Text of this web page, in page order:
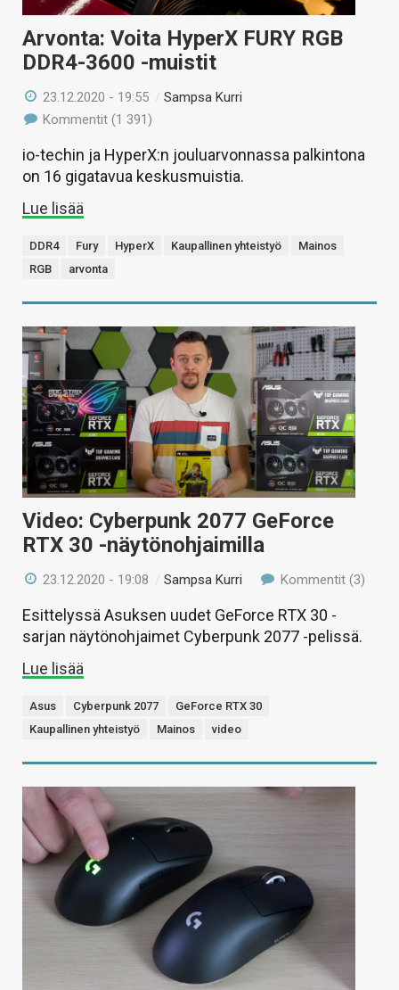
Arvonta: Voita HyperX FURY RGB
DDR4-3600 -muistit
23.12.2020 - 19:55 /Sampsa Kurri
Kommentit (1 391)
io-techin ja HyperX:n jouluarvonnassa palkintona
on 16 gigatavua keskusmuistia.
Lue lisää
DDR4 Fury HyperX Kaupallinen yhteistyö
Mainos
RGB
arvonta
Video: Cyberpunk 2077 GeForce
RTX 30 -näytönohjaimilla
23.12.2020 - 19:08 /Sampsa Kurri Kommentit (3)
Esittelyssä Asuksen uudet GeForce RTX 30 -
sarjan näytönohjaimet Cyberpunk 2077 -pelissä.
Lue lisää
Asus Cyberpunk 2077
GeForce RTX 30
Kaupallinen yhteistyö
Mainos video